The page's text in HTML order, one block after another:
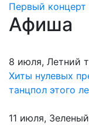
Первый концерт
Афиша
8 июля, Летний
Хиты нулевых
танцпол этого
11 июля,